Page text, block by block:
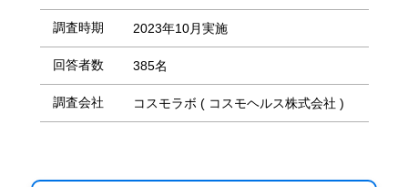
調査時期 2023年10月実施
回答者数 385名
調査会社 コスモラボ ( コスモヘルス株式会社 )